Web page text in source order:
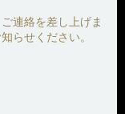
連絡を差し上げま
らせください。